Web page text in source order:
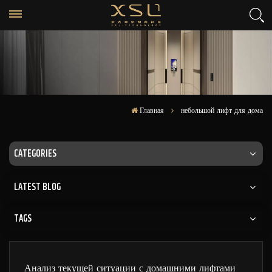
Главная небольшой лифт для дома
CATEGORIES
LATEST BLOG
TAGS
Анализ текущей ситуации с домашними лифтами